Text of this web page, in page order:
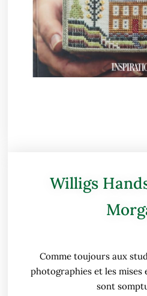
Willigs
Comme toujours aux
photographies et les mises
sont